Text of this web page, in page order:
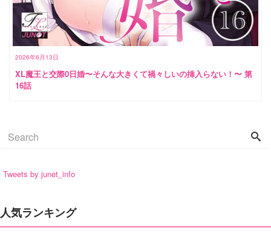
2026年6月13日
XL魔王と交際0日婚〜そんな大きくて禍々しいの挿入らない！〜 第
16話
Tweets by junet_info
人気ランキング